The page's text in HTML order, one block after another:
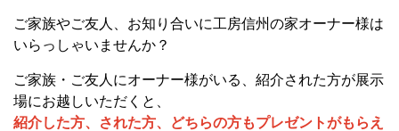
ご家族やご友人、お知り合いに工房信州の家オーナー様は
いらっしゃいませんか？
ご家族・ご友人にオーナー様がいる、紹介された方が展示
場にお越しいただくと、
紹介した方、された方、どちらの方もプレゼントがもらえ